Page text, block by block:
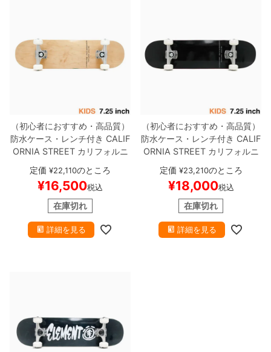
（初心者におすすめ・高品質）
防水ケース・レンチ付き CALIF
ORNIA STREETカリフォルニ
アストリート
スケートボード完成品（子供
SIMPLE CLEAR MINI 7.2
スケートボード スケボー
定価 ¥22,110のところ
¥16,500税込
在庫切れ
詳細を見る
（初心者におすすめ・高品質）
防水ケース・レンチ付き CALIF
ORNIA STREETカリフォルニ
アストリート
スケートボード完成品（子供
SIMPLE BLACK 7.25
ートボード スケボー
定価 ¥23,210のところ
¥18,000税込
在庫切れ
詳細を見る